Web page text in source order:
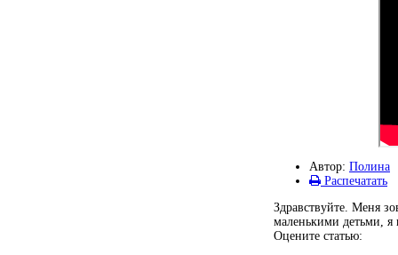
Автор: Полина
Распечатать
Здравствуйте. Меня
маленькими детьми, я
Оцените статью: